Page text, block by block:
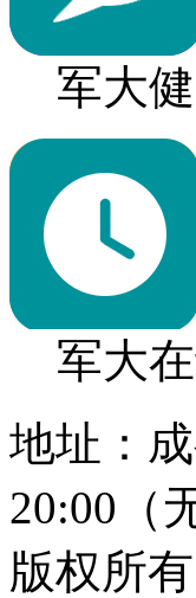
军大
军大
地址：
20:00（
版权所